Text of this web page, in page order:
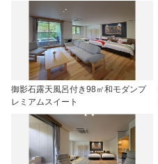
御影石露天風呂付き98㎡和モダンプ
レミアムスイート